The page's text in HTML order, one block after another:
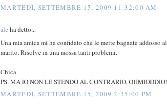
MARTEDÌ, SETTEMBRE 15, 2009 11:32:00 AM
ale ha detto...
Una mia amica mi ha confidato che le mette bagnate addosso al
marito. Risolve in una mossa tanti problemi.
Chica
PS. MA IO NON LE STENDO AL CONTRARIO, OHMIODDIO!
MARTEDÌ, SETTEMBRE 15, 2009 2:45:00 PM